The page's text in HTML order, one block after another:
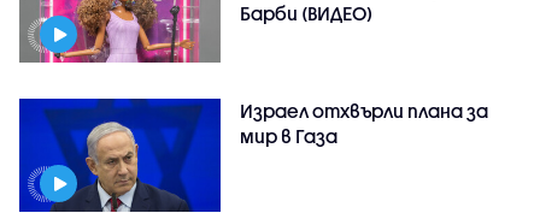
Барби (ВИДЕО)
Израел отхвърли плана за
мир в Газа